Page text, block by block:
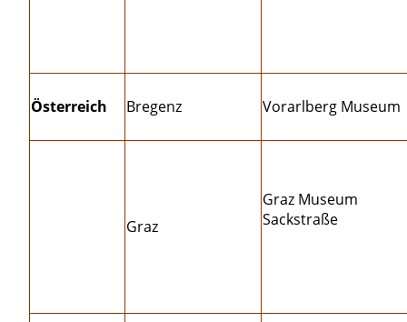
Österreich Bregenz Vorarlberg Museum
Graz
Graz Museum
Sackstraße